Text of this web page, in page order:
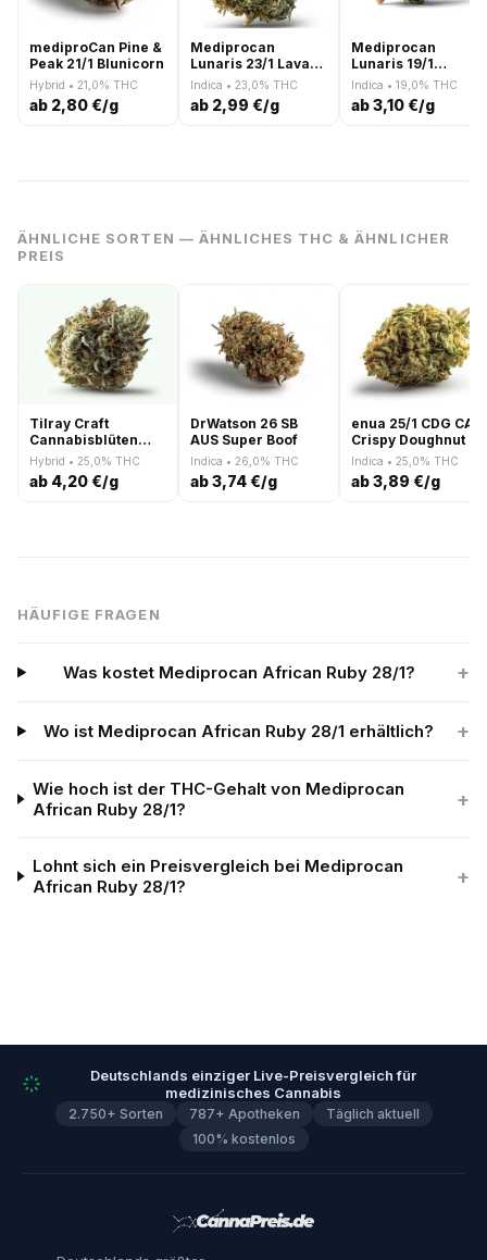
mediproCan Pine &
Peak 21/1 Blunicorn
Hybrid • 21,0% THC
ab 2,80 €/g
Mediprocan
Lunaris 23/1 Lava
Cake
Indica • 23,0% THC
ab 2,99 €/g
Mediprocan
Lunaris 19/1
Forbidden Lolly
Indica • 19,0% THC
ab 3,10 €/g
ÄHNLICHE SORTEN — ÄHNLICHES THC & ÄHNLICHER
PREIS
Tilray Craft
Cannabisblüten
THC25 CTB Cactus
Breath
Hybrid • 25,0% THC
ab 4,20 €/g
DrWatson 26 SB
AUS Super Boof
Indica • 26,0% THC
ab 3,74 €/g
enua 25/1 CDG CA
Crispy Doughnut
Indica • 25,0% THC
ab 3,89 €/g
HÄUFIGE FRAGEN
Was kostet Mediprocan African Ruby 28/1? +
Wo ist Mediprocan African Ruby 28/1 erhältlich? +
Wie hoch ist der THC-Gehalt von Mediprocan
African Ruby 28/1?
+
Lohnt sich ein Preisvergleich bei Mediprocan
African Ruby 28/1?
+
Deutschlands einziger Live-Preisvergleich für
medizinisches Cannabis
2.750+ Sorten 787+ Apotheken
Täglich aktuell
100% kostenlos